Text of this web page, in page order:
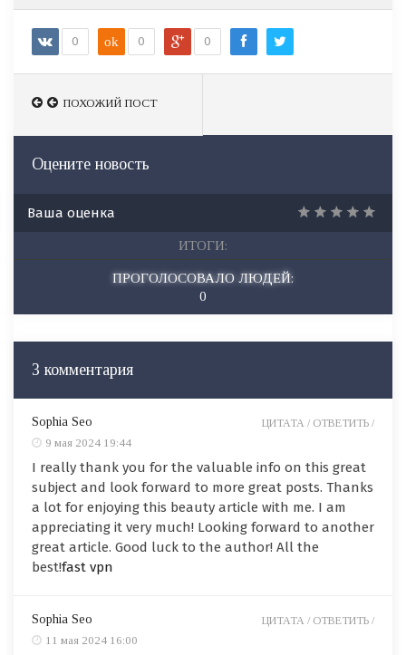
0 ok 0 0
ПОХОЖИЙ ПОСТ
ПОХОЖИЙ ПОСТ
Оцените новость
Ваша оценка
ИТОГИ:
ПРОГОЛОСОВАЛО ЛЮДЕЙ:
0
3 комментария
Sophia Seo
9 мая 2024 19:44
I really thank you for the valuable info on this great
subject and look forward to more great posts. Thanks
a lot for enjoying this beauty article with me. I am
appreciating it very much! Looking forward to another
great article. Good luck to the author! All the
best!fast vpn
ЦИТАТА / ОТВЕТИТЬ /
Sophia Seo
11 мая 2024 16:00
ЦИТАТА / ОТВЕТИТЬ /